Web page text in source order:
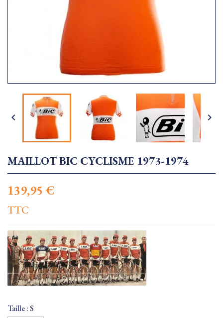
 
MAILLOT BIC CYCLISME 1973-1974
139,95 €
TTC
Taille : S